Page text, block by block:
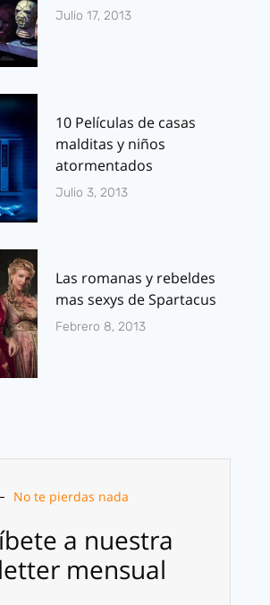
Julio 17, 2013
10 Películas de casas
malditas y niños
atormentados
Julio 3, 2013
Las romanas y rebeldes
mas sexys de Spartacus
Febrero 8, 2013
No te pierdas nada
a nuestra
mensual